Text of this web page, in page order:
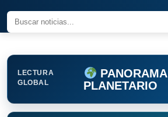
LECTURA
GLOBAL
PANORAMA
PLANETARIO